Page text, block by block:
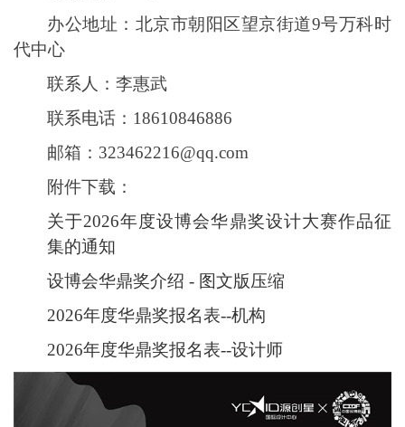
办公地址：北京市朝阳区望京街道9号万科时
代中心
联系人：李惠武
联系电话： 18610846886
邮箱： 323462216@qq.com
附件下载：
关于2026年度设博会华鼎奖设计大赛作品征
集的通知
设博会华鼎奖介绍 - 图文版压缩
2026年度华鼎奖报名表--机构
2026年度华鼎奖报名表--设计师